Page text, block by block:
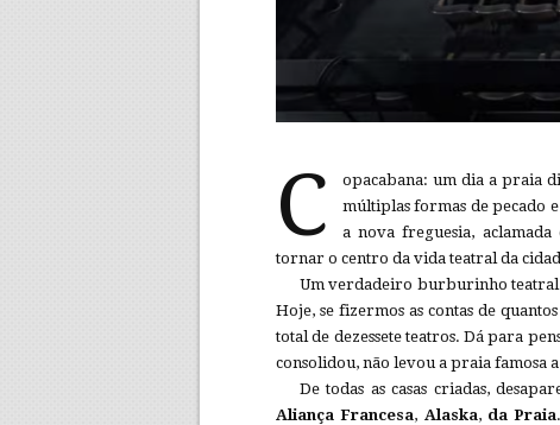
C
opacabana: um dia a praia
múltiplas formas de pecado
a nova freguesia,
tornar o centro da vida teatral da
Um verdadeiro burburinho teatral
Hoje, se fizermos as contas de
total de dezessete teatros. Dá para
consolidou, não levou a praia famosa
De todas as casas criadas,
Aliança Francesa, Alaska, da Praia